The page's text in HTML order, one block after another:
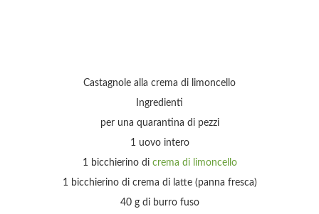
Castagnole alla crema di limoncello
Ingredienti
per una quarantina di pezzi
1 uovo intero
1 bicchierino di crema di limoncello
1 bicchierino di crema di latte (panna fresca)
40 g di burro fuso